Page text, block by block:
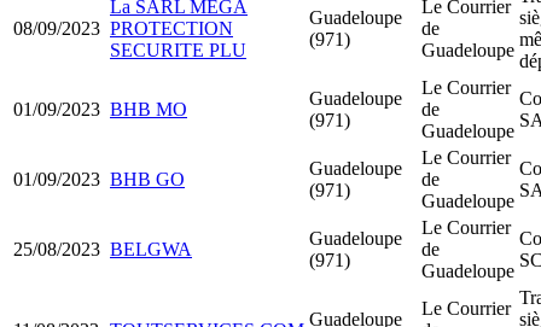
08/09/2023
La SARL MEGA
PROTECTION
SECURITE PLU
Guadeloupe
(971)
Le Courrier
de
Guadeloupe
01/09/2023 BHB MO
Guadeloupe
(971)
Le Courrier
de
Guadeloupe
01/09/2023 BHB GO
Guadeloupe
(971)
Le Courrier
de
Guadeloupe
25/08/2023 BELGWA
Guadeloupe
(971)
Le Courrier
de
Guadeloupe
Guadeloupe
Le Courrier